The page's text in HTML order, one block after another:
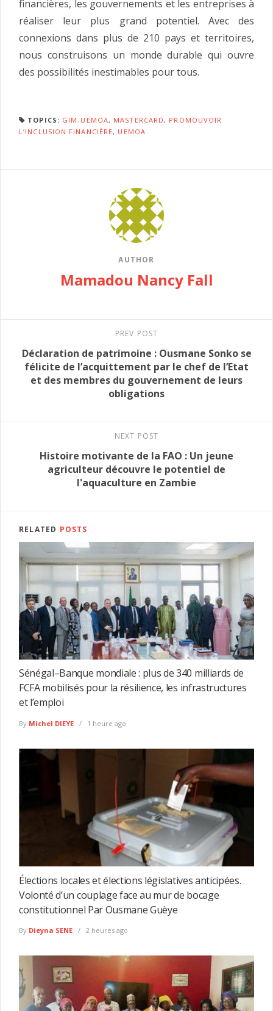
financières, les gouvernements et les entreprises à
réaliser leur plus grand potentiel. Avec des
connexions dans plus de 210 pays et territoires,
nous construisons un monde durable qui ouvre
des possibilités inestimables pour tous.
TOPICS: GIM-UEMOA, MASTERCARD , PROMOUVOIR
L’INCLUSION FINANCIÈRE, UEMOA
AUTHOR
Mamadou Nancy Fall
PREV POST
Déclaration de patrimoine : Ousmane Sonko se
félicite de l’acquittement par le chef de l’Etat
et des membres du gouvernement de leurs
obligations
NEXT POST
Histoire motivante de la FAO : Un jeune
agriculteur découvre le potentiel de
l'aquaculture en Zambie
RELATED POSTS
Sénégal–Banque mondiale : plus de 340 milliards de
FCFA mobilisés pour la résilience, les infrastructures
et l’emploi
By Michel DIEYE 1 heure ago
Élections locales et élections législatives anticipées.
Volonté d’un couplage face au mur de bocage
constitutionnel Par Ousmane Guèye
By Dieyna SENE 2 heures ago